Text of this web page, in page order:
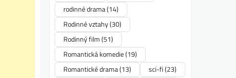
rodinné drama(14)
Rodinné vztahy(30)
Rodinný film(51)
Romantická komedie(19)
Romantické drama(13) sci-fi(23)